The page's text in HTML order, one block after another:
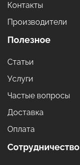
Контакты
Производители
Полезное
Статьи
Услуги
Частые вопросы
Доставка
Оплата
Сотрудничество